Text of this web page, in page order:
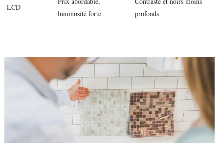
LCD
luminosité forte
profonds